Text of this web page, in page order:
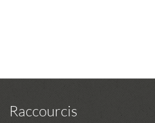
Raccourcis